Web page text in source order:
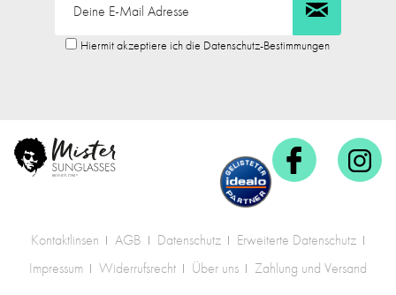
Hiermit akzeptiere ich die Datenschutz-Bestimmungen
Kontaktlinsen AGB Datenschutz
Erweiterte Datenschutz
Impressum
Widerrufsrecht Über uns Zahlung und Versand